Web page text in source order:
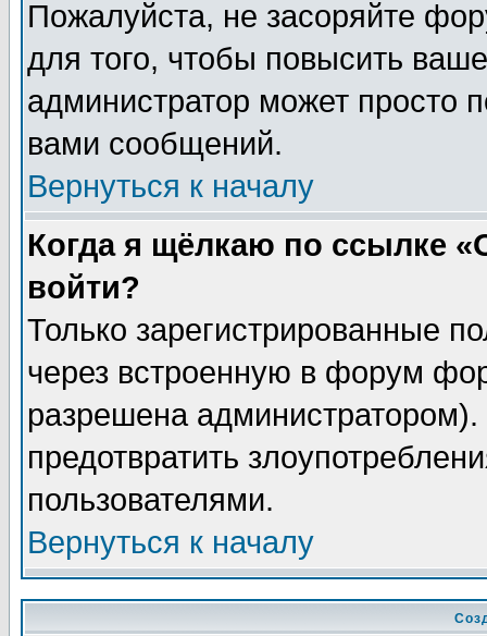
Пожалуйста, не засоряйте
для того, чтобы повысить
администратор может просто
вами сообщений.
Вернуться к началу
Когда я щёлкаю по ссылке
войти?
Только зарегистрированные
через встроенную в форум
разрешена
предотвратить
пользователями.
Вернуться к началу